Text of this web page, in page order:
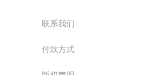
联系我们
付款方式